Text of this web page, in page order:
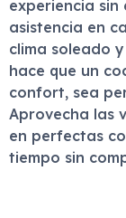
experiencia sin
asistencia en
clima soleado
hace que un
confort, sea
Aprovecha las
en perfectas
tiempo sin